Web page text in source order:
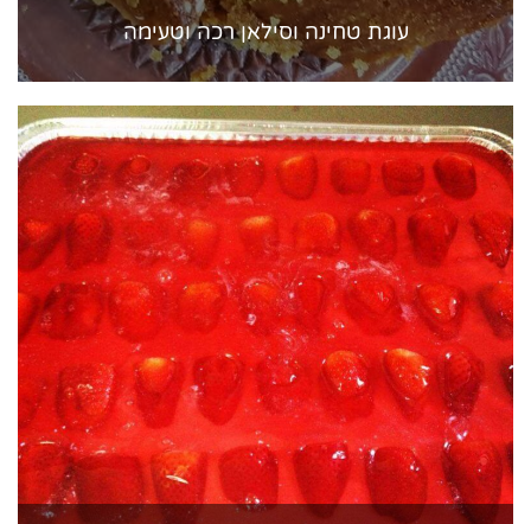
עוגת טחינה וסילאן רכה וטעימה